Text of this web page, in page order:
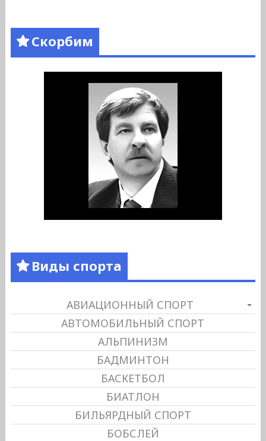
Скорбим
Виды спорта
АВИАЦИОННЫЙ СПОРТ
АВТОМОБИЛЬНЫЙ СПОРТ
АЛЬПИНИЗМ
БАДМИНТОН
БАСКЕТБОЛ
БИАТЛОН
БИЛЬЯРДНЫЙ СПОРТ
БОБСЛЕЙ